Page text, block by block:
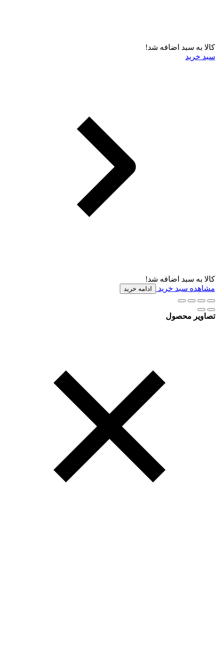
کالا به سبد اضافه شد!
سبد خرید
کالا به سبد اضافه شد!
مشاهده سبد خرید
ادامه خرید
تصاویر محصول